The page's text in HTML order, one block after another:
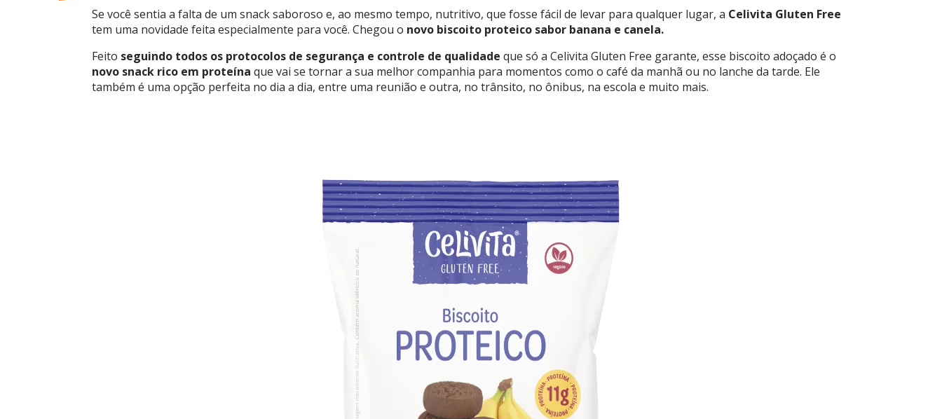
Se você sentia a falta de um snack saboroso e, ao mesmo tempo, nutritivo, que fosse fácil de levar para qualquer lugar, a Celivita Gluten Free
tem uma novidade feita especialmente para você. Chegou o novo biscoito proteico sabor banana e canela.
Feito seguindo todos os protocolos de segurança e controle de qualidade que só a Celivita Gluten Free garante, esse biscoito adoçado é o
novo snack rico em proteínaque vai se tornar a sua melhor companhia para momentos como o café da manhã ou no lanche da tarde. Ele
também é uma opção perfeita no dia a dia, entre uma reunião e outra, no trânsito, no ônibus, na escola e muito mais.